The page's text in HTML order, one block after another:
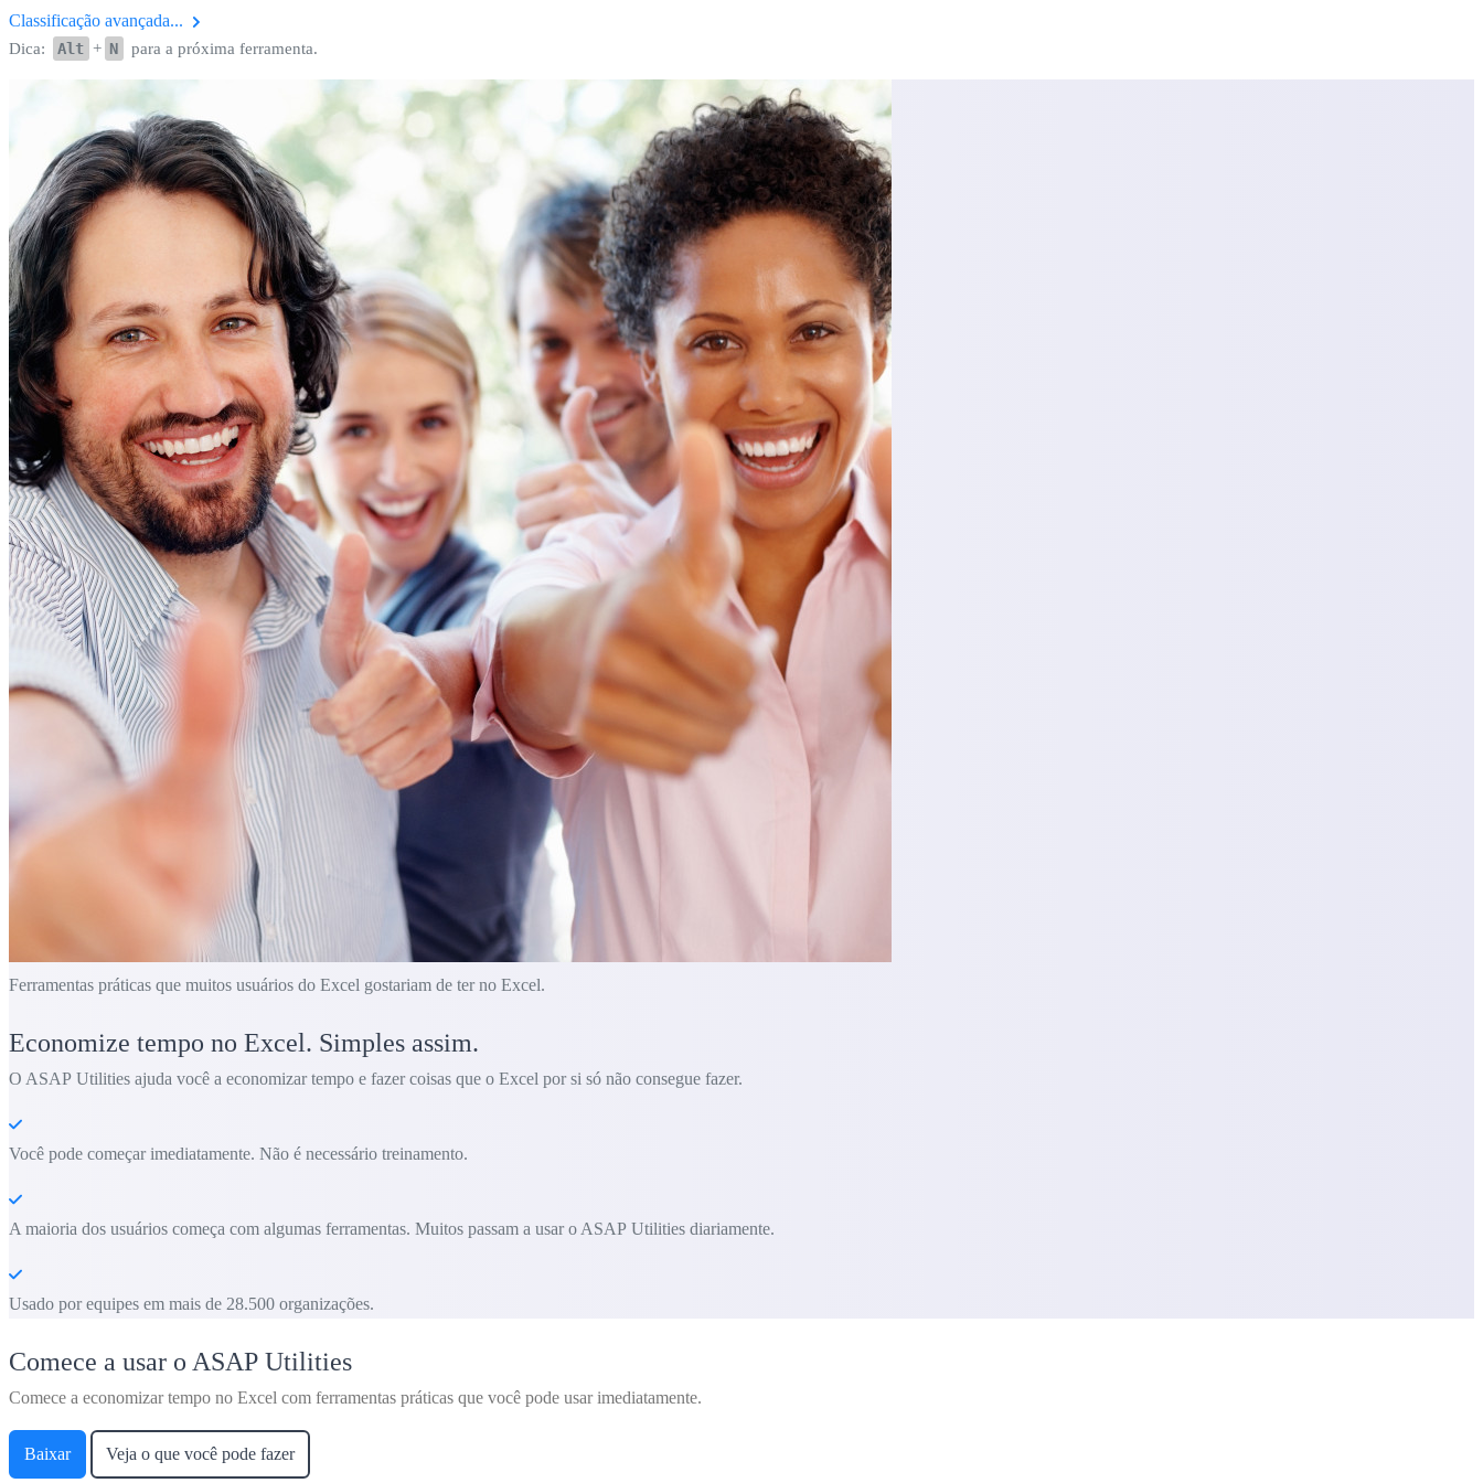
Classificação avançada...
Dica: Alt + N para a próxima ferramenta.
Ferramentas práticas que muitos usuários do Excel gostariam de ter no Excel.
Economize tempo no Excel. Simples assim.
O ASAP Utilities ajuda você a economizar tempo e fazer coisas que o Excel por si só não consegue fazer.
Você pode começar imediatamente. Não é necessário treinamento.
A maioria dos usuários começa com algumas ferramentas. Muitos passam a usar o ASAP Utilities diariamente.
Usado por equipes em mais de 28.500 organizações.
Comece a usar o ASAP Utilities
Comece a economizar tempo no Excel com ferramentas práticas que você pode usar imediatamente.
Baixar Veja o que você pode fazer